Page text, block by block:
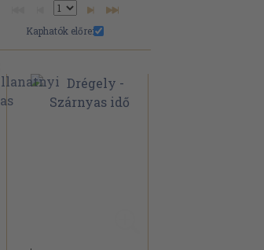
Kaphatók előre: